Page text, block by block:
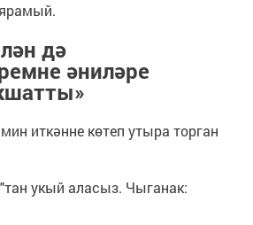
дә
әниләре
иткәнне көтеп утыра торган
укый аласыз. Чыганак: